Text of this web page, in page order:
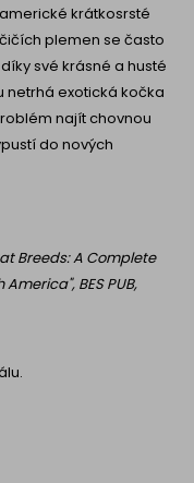
krátkosrsté
plemen se často
své krásné a husté
netrhá exotická kočka
najít chovnou
do nových
Breeds: A Complete
BES PUB,